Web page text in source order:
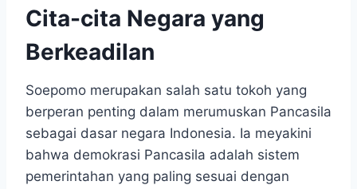
Cita-cita Negara yang
Berkeadilan
Soepomo merupakan salah satu tokoh yang
berperan penting dalam merumuskan Pancasila
sebagai dasar negara Indonesia. Ia meyakini
bahwa demokrasi Pancasila adalah sistem
pemerintahan yang paling sesuai dengan